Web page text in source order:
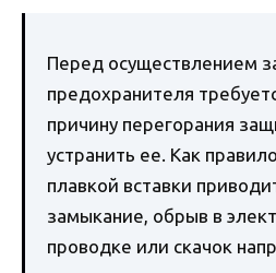
Перед осуществлением
предохранителя
причину перегорания
устранить ее. Как
плавкой вставки
замыкание, обрыв в
проводке или скачок